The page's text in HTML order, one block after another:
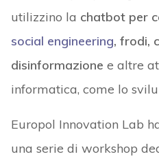
utilizzino la chatbot per
social engineering, frodi,
disinformazione e altre
informatica, come lo
Europol Innovation Lab
una serie di workshop